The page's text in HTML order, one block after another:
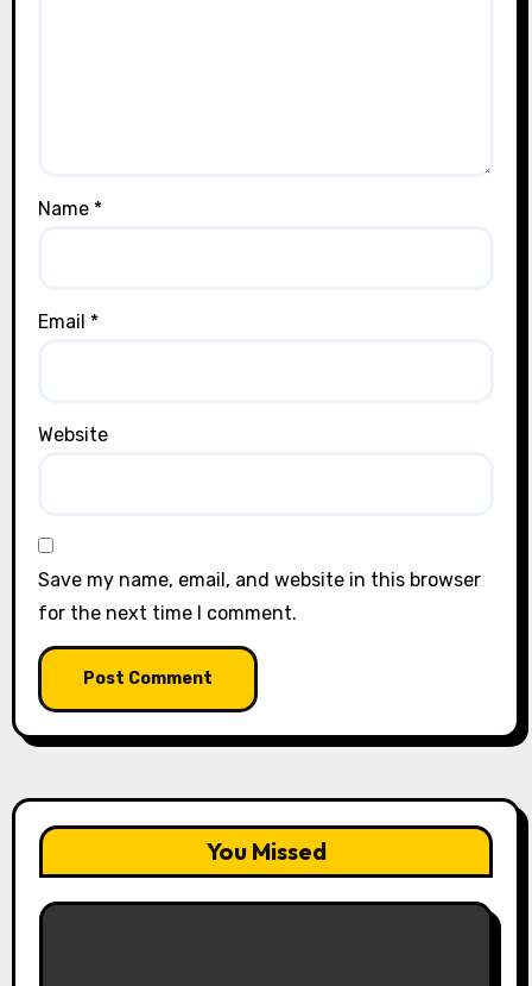
Name *
Email *
Website
Save my name, email, and website in this browser
for the next time I comment.
You Missed